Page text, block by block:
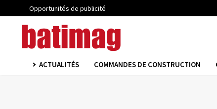
Opportunités de publicité
ACTUALITÉS COMMANDES DE CONSTRUCTION